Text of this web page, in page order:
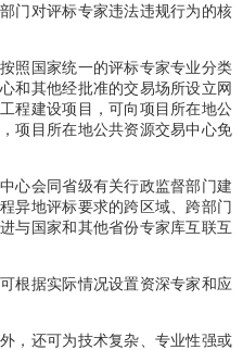
门对评标专家违法违规行为的核
照国家统一的评标专家专业分类
和其他经批准的交易场所设立网
程建设项目，可向项目所在地公
项目所在地公共资源交易中心免
心会同省级有关行政监督部门建
异地评标要求的跨区域、跨部门
与国家和其他省份专家库互联互
根据实际情况设置资深专家和应
还可为技术复杂、专业性强或